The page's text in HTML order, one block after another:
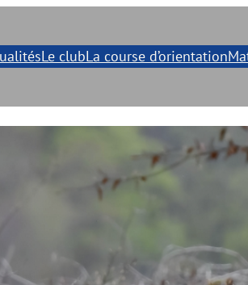
Le clubLa course d’orientation